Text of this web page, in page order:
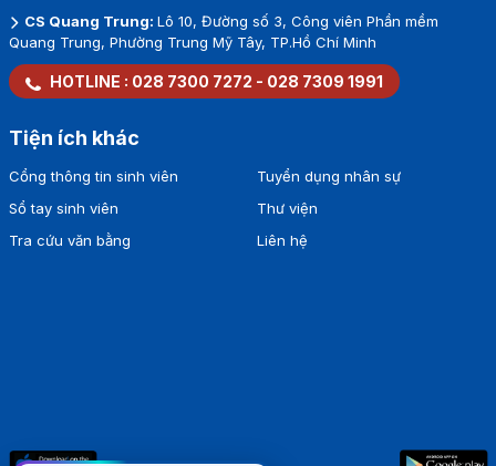
CS Quang Trung: Lô 10, Đường số 3, Công viên Phần mềm
Quang Trung, Phường Trung Mỹ Tây, TP.Hồ Chí Minh
HOTLINE : 028 7300 7272 - 028 7309 1991
Tiện ích khác
Cổng thông tin sinh viên
Sổ tay sinh viên
Tra cứu văn bằng
Tuyển dụng nhân sự
Thư viện
Liên hệ